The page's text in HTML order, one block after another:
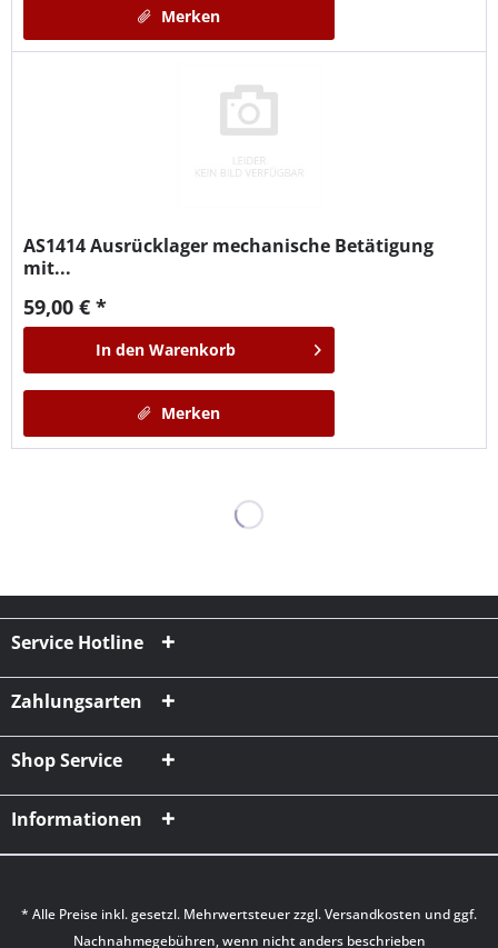
Merken
AS1414Ausrücklager mechanische Betätigung
mit...
59,00 € *
In den Warenkorb
Merken
Service Hotline
Zahlungsarten
Shop Service
Informationen
* Alle Preise inkl. gesetzl. Mehrwertsteuer zzgl.Versandkosten und ggf.
Nachnahmegebühren, wenn nicht anders beschrieben